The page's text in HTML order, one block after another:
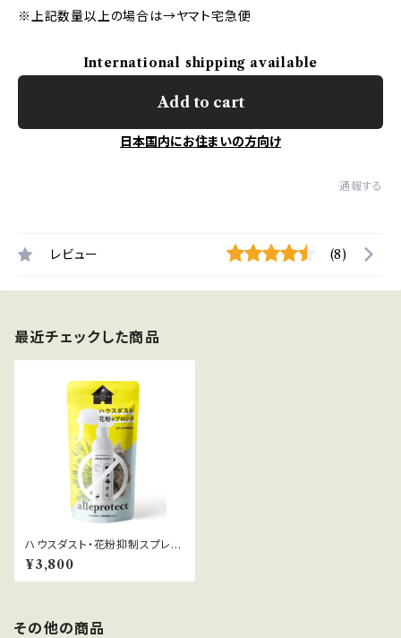
※上記数量以上の場合は→ヤマト宅急便
International shipping available
Add to cart
日本国内にお住まいの方向け
通報する
レビュー (8)
最近チェックした商品
ハウスダスト・花粉抑制スプレー
【アレプロテクト】無香料 ☆大容
量でお得！約650回使用可。
¥3,800
その他の商品